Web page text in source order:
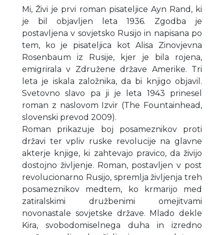
Mi, Živi je prvi roman pisateljice Ayn Rand, ki
je bil objavljen leta 1936. Zgodba je
postavljena v sovjetsko Rusijo in napisana po
tem, ko je pisateljica kot Alisa Zinovjevna
Rosenbaum iz Rusije, kjer je bila rojena,
emigrirala v Združene države Amerike. Tri
leta je iskala založnika, da bi knjigo objavil.
Svetovno slavo pa ji je leta 1943 prinesel
roman z naslovom Izvir (The Fountainhead,
slovenski prevod 2009).
Roman prikazuje boj posameznikov proti
državi ter vpliv ruske revolucije na glavne
akterje knjige, ki zahtevajo pravico, da živijo
dostojno življenje. Roman, postavljen v post
revolucionarno Rusijo, spremlja življenja treh
posameznikov medtem, ko krmarijo med
zatiralskimi družbenimi omejitvami
novonastale sovjetske države. Mlado dekle
Kira, svobodomiselnega duha in izredno